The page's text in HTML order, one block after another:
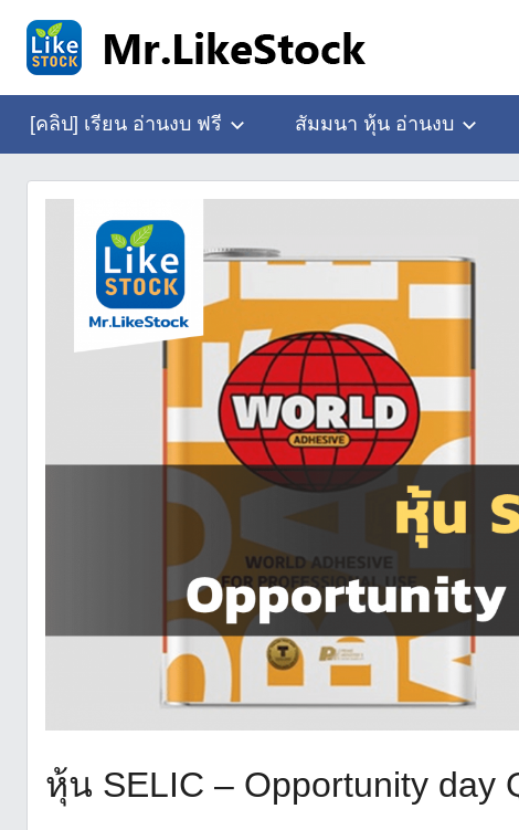
Skip
Mr.LikeStock
งบ
[คลิป] เรียน อ่านงบ ฟรี สัมมนา หุ้น อ่านงบ
หุ้น SELIC – Opportunity day